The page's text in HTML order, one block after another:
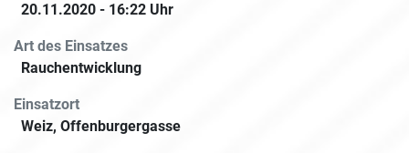
20.11.2020 - 16:22 Uhr
Art des Einsatzes
Rauchentwicklung
Einsatzort
Weiz, Offenburgergasse